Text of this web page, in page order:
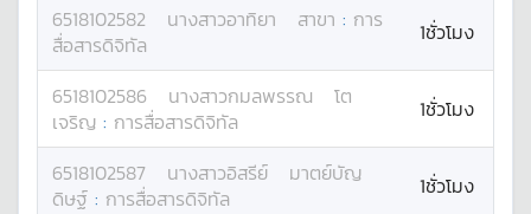
6518102582 นางสาวอาทิยา สาขา : การ
สื่อสารดิจิทัล
1ชั่วโมง
6518102586 นางสาวกมลพรรณ
โต
เจริญ : การสื่อสารดิจิทัล 1ชั่วโมง
6518102587 นางสาวอิสรีย์
มาตย์บัญ
ดิษฐ์ : การสื่อสารดิจิทัล 1ชั่วโมง